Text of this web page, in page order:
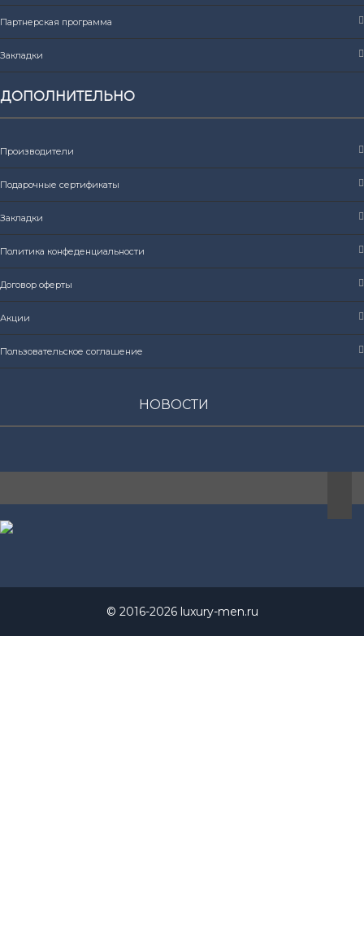
Партнерская программа
Закладки
ДОПОЛНИТЕЛЬНО
Производители
Подарочные сертификаты
Закладки
Политика конфеденциальности
Договор оферты
Акции
Пользовательское соглашение
НОВОСТИ
© 2016-2026 luxury-men.ru